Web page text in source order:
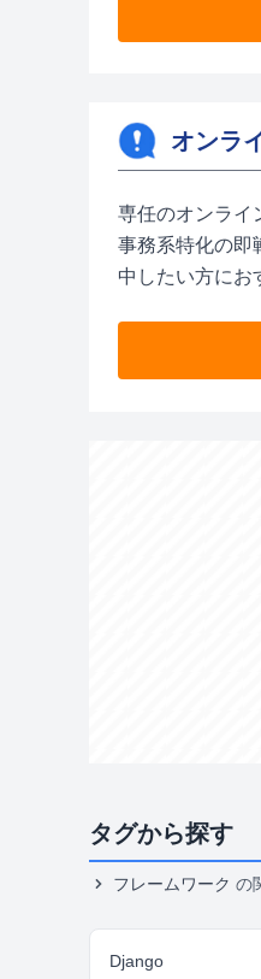
オンラ
専任のオンライ
事務系特化の即
中したい方にお
タグから探す
フレームワーク の
Django